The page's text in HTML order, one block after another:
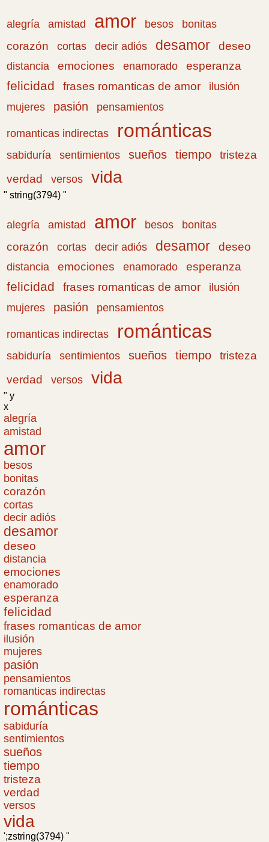
alegría amistad amor besos
bonitas
corazón
cortas decir adiós desamor deseo
distancia emociones enamorado esperanza
felicidad frases romanticas de amor
ilusión
mujeres
pasión pensamientos
romanticas indirectas románticas
sabiduría sentimientos sueños tiempo
tristeza
verdad
versos vida
" string(3794) "
alegría amistad amor besos
bonitas
corazón
cortas decir adiós desamor deseo
distancia emociones enamorado esperanza
felicidad frases romanticas de amor
ilusión
mujeres
pasión pensamientos
romanticas indirectas románticas
sabiduría sentimientos sueños tiempo
tristeza
verdad
versos vida
" y
x
alegría
amistad
amor
besos
bonitas
corazón
cortas
decir adiós
desamor
deseo
distancia
emociones
enamorado
esperanza
felicidad
frases romanticas de amor
ilusión
mujeres
pasión
pensamientos
romanticas indirectas
románticas
sabiduría
sentimientos
sueños
tiempo
tristeza
verdad
versos
vida
';zstring(3794) "